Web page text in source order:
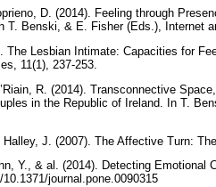
D. (2014). Feeling through
T. Benski, & E. Fisher (Eds.), Internet
The Lesbian Intimate: Capacities for
11(1), 237-253.
R. (2014). Transconnective
in the Republic of Ireland. In T.
Halley, J. (2007). The Affective Turn:
Y., & al. (2014). Detecting Emotional
journal.pone.0090315